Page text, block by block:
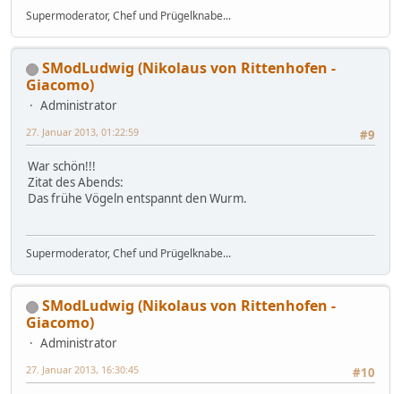
Supermoderator, Chef und Prügelknabe...
SModLudwig (Nikolaus von Rittenhofen -
Giacomo)
Administrator
#9
27. Januar 2013, 01:22:59
War schön!!!
Zitat des Abends:
Das frühe Vögeln entspannt den Wurm.
Supermoderator, Chef und Prügelknabe...
SModLudwig (Nikolaus von Rittenhofen -
Giacomo)
Administrator
#10
27. Januar 2013, 16:30:45